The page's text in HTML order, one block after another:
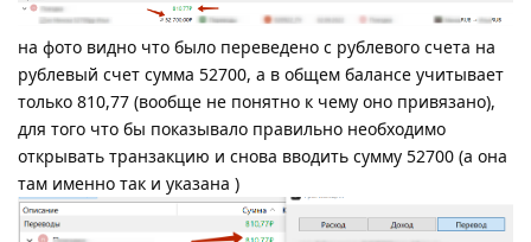
на фото видно что было переведено с рублевого счета на
рублевый счет сумма 52700, а в общем балансе учитывает
только 810,77 (вообще не понятно к чему оно привязано),
для того что бы показывало правильно необходимо
открывать транзакцию и снова вводить сумму 52700 (а она
там именно так и указана )